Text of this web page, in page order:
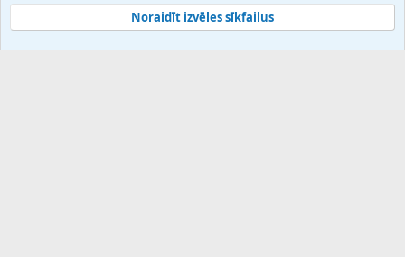
Community platform by XenForo® © 2010-2025 XenForo Ltd.
Noraidīt izvēles sīkfailus